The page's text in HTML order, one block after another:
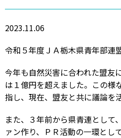
2023.11.06
令和５年度ＪＡ栃木県青年部連
今年も自然災害に合われた盟友
は１億円を超えました。この様
指し、現在、盟友と共に議論を
また、３年前から県青連として
ァン作り、ＰＲ活動の一環とし